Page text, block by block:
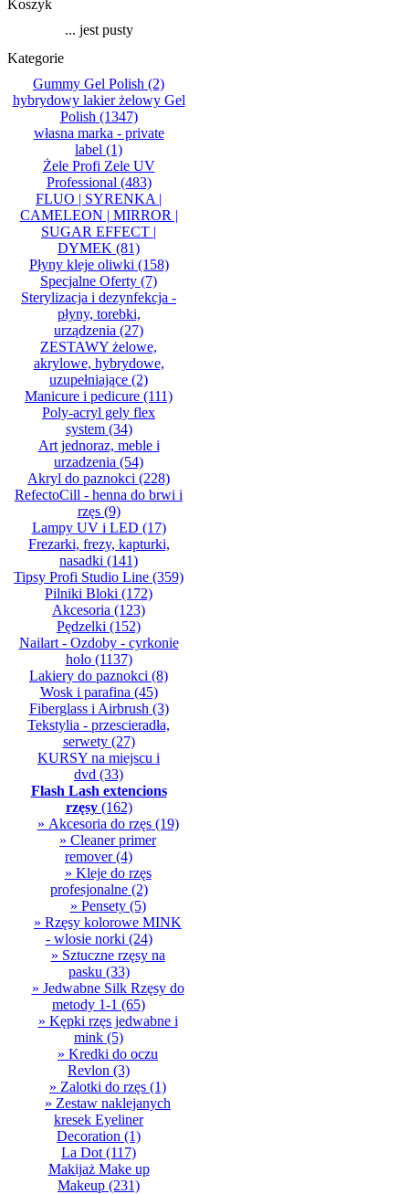
Koszyk
... jest pusty
Kategorie
Gummy Gel Polish (2)
hybrydowy lakier żelowy Gel
Polish (1347)
własna marka - private
label (1)
Żele Profi Zele UV
Professional (483)
FLUO | SYRENKA |
CAMELEON | MIRROR |
SUGAR EFFECT |
DYMEK (81)
Płyny kleje oliwki (158)
Specjalne Oferty (7)
Sterylizacja i dezynfekcja -
płyny, torebki,
urządzenia (27)
ZESTAWY żelowe,
akrylowe, hybrydowe,
uzupełniające (2)
Manicure i pedicure (111)
Poly-acryl gely flex
system(34)
Art jednoraz, meble i
urzadzenia (54)
Akryl do paznokci (228)
RefectoCill - henna do brwi i
rzęs(9)
Lampy UV i LED (17)
Frezarki, frezy, kapturki,
nasadki (141)
Tipsy Profi Studio Line (359)
Pilniki Bloki (172)
Akcesoria (123)
Pędzelki (152)
Nailart - Ozdoby - cyrkonie
holo(1137)
Lakiery do paznokci (8)
Wosk i parafina (45)
Fiberglass i Airbrush (3)
Tekstylia - przescieradła,
serwety(27)
KURSY na miejscu i
dvd (33)
Flash Lash extencions
rzęsy(162)
» Akcesoria do rzęs(19)
» Cleaner primer
remover(4)
» Kleje do rzęs
profesjonalne(2)
» Pensety(5)
» Rzęsy kolorowe MINK
- wlosie norki (24)
» Sztuczne rzęsy na
pasku (33)
» Jedwabne Silk Rzęsy do
metody 1-1 (65)
» Kępki rzęs jedwabne i
mink (5)
» Kredki do oczu
Revlon (3)
» Zalotki do rzęs (1)
» Zestaw naklejanych
kresek Eyeliner
Decoration (1)
La Dot (117)
Makijaż Make up
Makeup (231)